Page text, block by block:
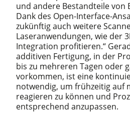
und andere Bestandteile von
Dank des Open-Interface-
zukünftig auch weitere
Laseranwendungen, wie der
Integration profitieren.“
additiven Fertigung, in der
bis zu mehreren Tagen oder
vorkommen, ist eine
notwendig, um frühzeitig auf
reagieren zu können und
entsprechend anzupassen.